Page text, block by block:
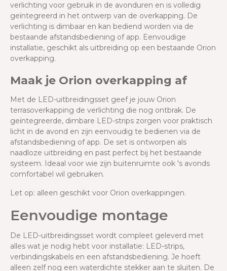
verlichting voor gebruik in de avonduren en is volledig
geïntegreerd in het ontwerp van de overkapping. De
verlichting is dimbaar en kan bediend worden via de
bestaande afstandsbediening of app. Eenvoudige
installatie, geschikt als uitbreiding op een bestaande Orion
overkapping.
Maak je Orion overkapping af
Met de LED-uitbreidingsset geef je jouw Orion
terrasoverkapping de verlichting die nog ontbrak. De
geïntegreerde, dimbare LED-strips zorgen voor praktisch
licht in de avond en zijn eenvoudig te bedienen via de
afstandsbediening of app. De set is ontworpen als
naadloze uitbreiding en past perfect bij het bestaande
systeem. Ideaal voor wie zijn buitenruimte ook 's avonds
comfortabel wil gebruiken.
Let op: alleen geschikt voor Orion overkappingen.
Eenvoudige montage
De LED-uitbreidingsset wordt compleet geleverd met
alles wat je nodig hebt voor installatie: LED-strips,
verbindingskabels en een afstandsbediening. Je hoeft
alleen zelf nog een waterdichte stekker aan te sluiten. De